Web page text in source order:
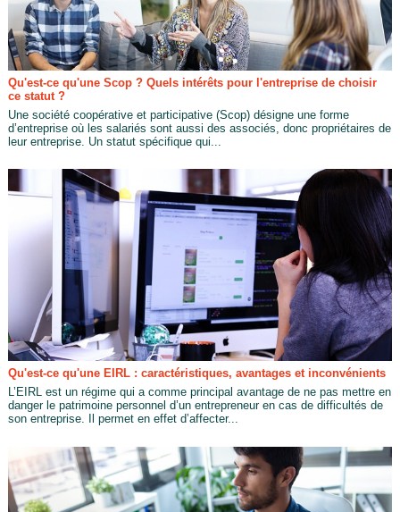
Qu'est-ce qu'une Scop ? Quels intérêts pour l'entreprise de choisir
ce statut ?
Une société coopérative et participative (Scop) désigne une forme
d’entreprise où les salariés sont aussi des associés, donc propriétaires de
leur entreprise. Un statut spécifique qui...
Qu'est-ce qu'une EIRL : caractéristiques, avantages et inconvénients
L’EIRL est un régime qui a comme principal avantage de ne pas mettre en
danger le patrimoine personnel d’un entrepreneur en cas de difficultés de
son entreprise. Il permet en effet d’affecter...